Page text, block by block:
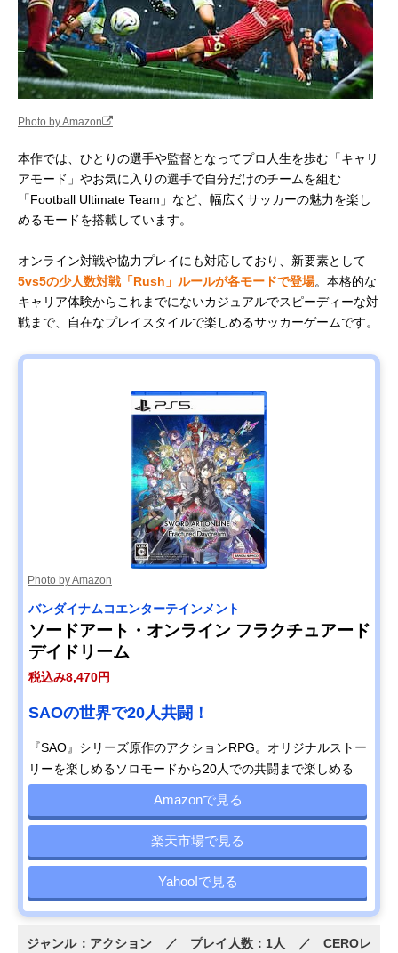
Photo by Amazon
本作では、ひとりの選手や監督となってプロ人生を歩む「キャリ
アモード」やお気に入りの選手で自分だけのチームを組む
「Football Ultimate Team」など、幅広くサッカーの魅力を楽し
めるモードを搭載しています。
オンライン対戦や協力プレイにも対応しており、新要素として
5vs5の少人数対戦「Rush」ルールが各モードで登場。本格的な
キャリア体験からこれまでにないカジュアルでスピーディーな対
戦まで、自在なプレイスタイルで楽しめるサッカーゲームです。
Photo by Amazon
バンダイナムコエンターテインメント
ソードアート・オンライン フラクチュアード
デイドリーム
税込み8,470円
SAOの世界で20人共闘！
『SAO』シリーズ原作のアクションRPG。オリジナルストー
リーを楽しめるソロモードから20人での共闘まで楽しめる
Amazonで見る
楽天市場で見る
Yahoo!で見る
ジャンル：アクション ／ プレイ人数：1人 ／ CEROレ